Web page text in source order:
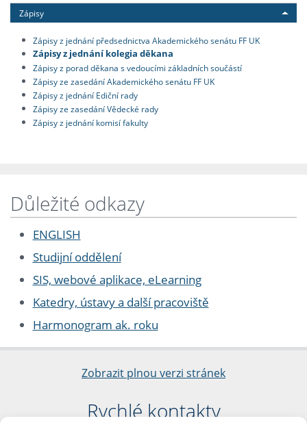
Zápisy
Zápisy z jednání předsednictva Akademického senátu FF UK
Zápisy z jednání kolegia děkana
Zápisy z porad děkana s vedoucími základních součástí
Zápisy ze zasedání Akademického senátu FF UK
Zápisy z jednání Ediční rady
Zápisy ze zasedání Vědecké rady
Zápisy z jednání komisí fakulty
Důležité odkazy
ENGLISH
Studijní oddělení
SIS, webové aplikace, eLearning
Katedry, ústavy a další pracoviště
Harmonogram ak. roku
Zobrazit plnou verzi stránek
Rychlé kontakty